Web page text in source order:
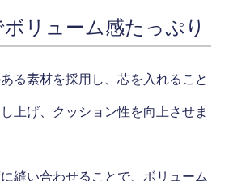
リューム感たっぷり
る素材を採用し、芯を入れること
上げ、クッション性を向上させま
縫い合わせることで、ボリューム